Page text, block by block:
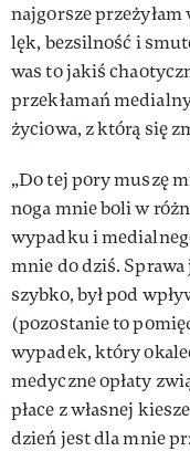
najgorsze
lęk, bezsilność i
was to jakiś
przekłamań
życiowa, z którą się
„Do tej pory muszę
noga mnie boli w
wypadku i
mnie do dziś. Sprawa
szybko, był pod
(pozostanie to
wypadek, który
medyczne opłaty
płace z własnej
dzień jest dla mnie